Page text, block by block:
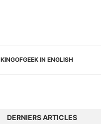
KINGOFGEEK IN ENGLISH
DERNIERS ARTICLES